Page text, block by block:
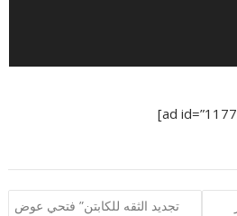
تجديد الثقه للكابتن” فتحي عوض